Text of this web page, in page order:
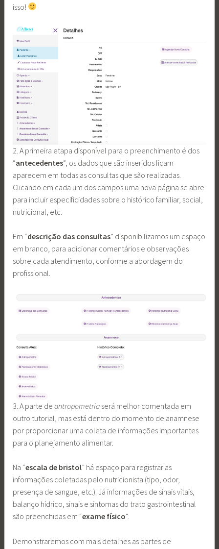
isso!
2. A primeira etapa disponível para o preenchimento é dos
“antecedentes“, os dados que são inseridos ficam
aparecem em todas as consultas que são realizadas.
Clicando em cada um dos campos uma nova página se abre
para incluir especificidades sobre o histórico familiar, social,
nutricional, etc.
Em “descrição das consultas” disponibilizamos um espaço
em branco, para adicionar comentários e observações
sobre cada atendimento, conforme a abordagem do
profissional.
3. A parte deantropometria será melhor comentada em
outro tutorial, mas está dentro do momento de anamnese
por proporcionar uma coleta de informações importantes
para o planejamento alimentar.
Na “escala de bristol” há espaço para registrar as
informações coletadas pelo nutricionista (tipo, odor,
presença de sangue, etc.). Já informações de sinais vitais,
balanço hídrico, sinais e sintomas do trato gastrointestinal
são preenchidas em “exame físico“.
Demonstraremos com mais detalhes as partes de